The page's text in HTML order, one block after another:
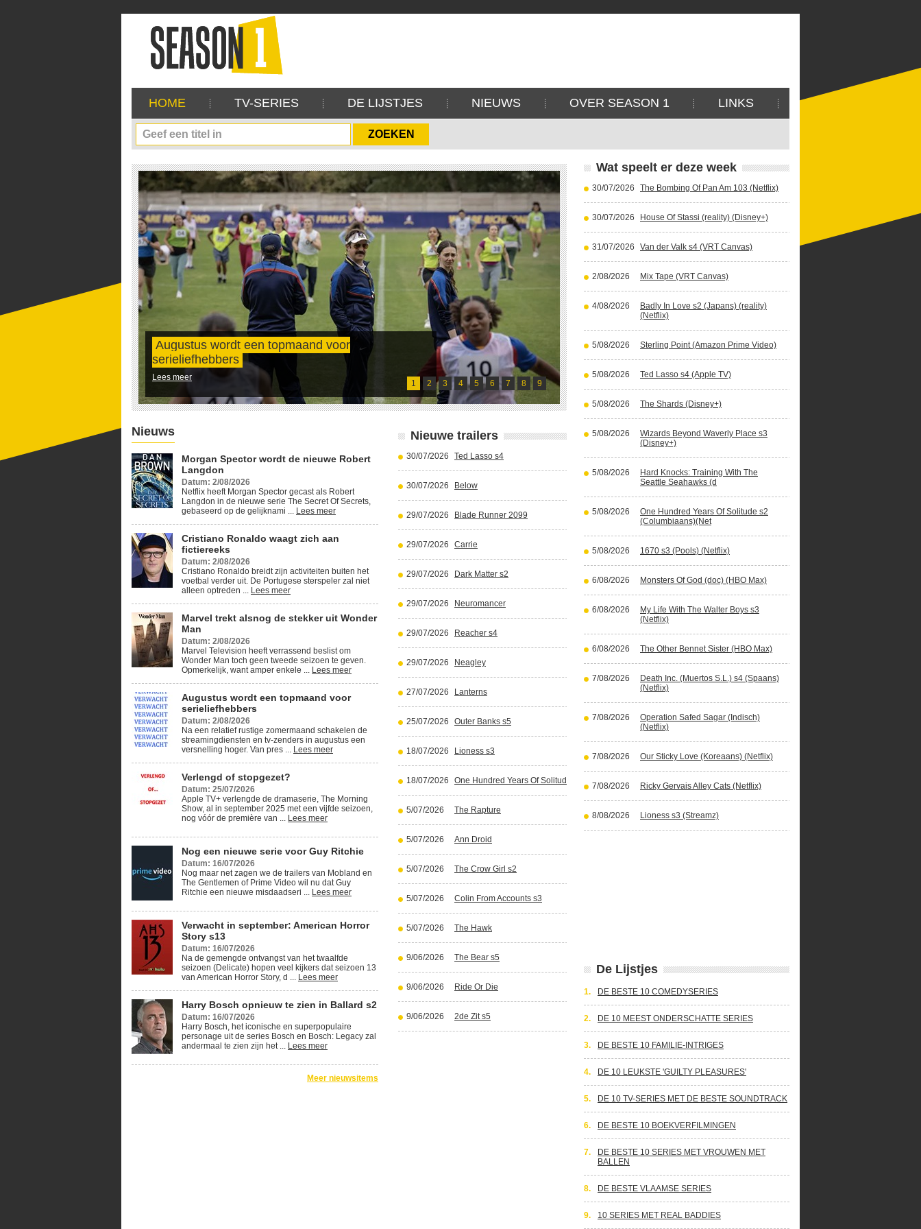
HOME TV-SERIES DE LIJSTJES NIEUWS OVER SEASON 1 LINKS
Augustus wordt een topmaand voor
serieliefhebbers
Lees meer
Cristiano Ronaldo waagt zich aan fictiereeks
Lees meer
1 2 3 4 5 6 7 8 9
Nieuws
Morgan Spector wordt de nieuwe Robert
Langdon
Datum: 2/08/2026
Netflix heeft Morgan Spector gecast als Robert
Langdon in de nieuwe serie The Secret Of Secrets,
gebaseerd op de gelijknami ... Lees meer
Cristiano Ronaldo waagt zich aan
fictiereeks
Datum: 2/08/2026
Cristiano Ronaldo breidt zijn activiteiten buiten het
voetbal verder uit. De Portugese sterspeler zal niet
alleen optreden ... Lees meer
Marvel trekt alsnog de stekker uit Wonder
Man
Datum: 2/08/2026
Marvel Television heeft verrassend beslist om
Wonder Man toch geen tweede seizoen te geven.
Opmerkelijk, want amper enkele ... Lees meer
Augustus wordt een topmaand voor
serieliefhebbers
Datum: 2/08/2026
Na een relatief rustige zomermaand schakelen de
streamingdiensten en tv-zenders in augustus een
versnelling hoger. Van pres ... Lees meer
Verlengd of stopgezet?
Datum: 25/07/2026
Apple TV+ verlengde de dramaserie, The Morning
Show, al in september 2025 met een vijfde seizoen,
nog vóór de première van ... Lees meer
Nog een nieuwe serie voor Guy Ritchie
Datum: 16/07/2026
Nog maar net zagen we de trailers van Mobland en
The Gentlemen of Prime Video wil nu dat Guy
Ritchie een nieuwe misdaadseri ... Lees meer
Verwacht in september: American Horror
Story s13
Datum: 16/07/2026
Na de gemengde ontvangst van het twaalfde
seizoen (Delicate) hopen veel kijkers dat seizoen 13
van American Horror Story, d ... Lees meer
Harry Bosch opnieuw te zien in Ballard s2
Datum: 16/07/2026
Harry Bosch, het iconische en superpopulaire
personage uit de series Bosch en Bosch: Legacy zal
andermaal te zien zijn het ... Lees meer
Meer nieuwsitems
Nieuwe trailers
30/07/2026 Ted Lasso s4
30/07/2026 Below
29/07/2026 Blade Runner 2099
29/07/2026 Carrie
29/07/2026 Dark Matter s2
29/07/2026 Neuromancer
29/07/2026 Reacher s4
29/07/2026 Neagley
27/07/2026 Lanterns
25/07/2026 Outer Banks s5
18/07/2026 Lioness s3
18/07/2026 One Hundred Years Of Solitude part 2
5/07/2026 The Rapture
5/07/2026 Ann Droid
5/07/2026 The Crow Girl s2
5/07/2026 Colin From Accounts s3
5/07/2026 The Hawk
9/06/2026 The Bear s5
9/06/2026 Ride Or Die
9/06/2026 2de Zit s5
Wat speelt er deze week
30/07/2026 The Bombing Of Pan Am 103 (Netflix)
30/07/2026 House Of Stassi (reality) (Disney+)
31/07/2026 Van der Valk s4 (VRT Canvas)
2/08/2026 Mix Tape (VRT Canvas)
4/08/2026
Badly In Love s2 (Japans) (reality)
(Netflix)
5/08/2026 Sterling Point (Amazon Prime Video)
5/08/2026 Ted Lasso s4 (Apple TV)
5/08/2026 The Shards (Disney+)
5/08/2026
Wizards Beyond Waverly Place s3
(Disney+)
5/08/2026
Hard Knocks: Training With The
Seattle Seahawks (d
5/08/2026
One Hundred Years Of Solitude s2
(Columbiaans)(Net
5/08/2026 1670 s3 (Pools) (Netflix)
6/08/2026 Monsters Of God (doc) (HBO Max)
6/08/2026
My Life With The Walter Boys s3
(Netflix)
6/08/2026 The Other Bennet Sister (HBO Max)
7/08/2026
Death Inc. (Muertos S.L.) s4 (Spaans)
(Netflix)
7/08/2026
Operation Safed Sagar (Indisch)
(Netflix)
7/08/2026 Our Sticky Love (Koreaans) (Netflix)
7/08/2026 Ricky Gervais Alley Cats (Netflix)
8/08/2026 Lioness s3 (Streamz)
De Lijstjes
1. DE BESTE 10 COMEDYSERIES
2. DE 10 MEEST ONDERSCHATTE SERIES
3. DE BESTE 10 FAMILIE-INTRIGES
4. DE 10 LEUKSTE 'GUILTY PLEASURES'
5. DE 10 TV-SERIES MET DE BESTE SOUNDTRACK
6. DE BESTE 10 BOEKVERFILMINGEN
7.
DE BESTE 10 SERIES MET VROUWEN MET
BALLEN
8. DE BESTE VLAAMSE SERIES
9. 10 SERIES MET REAL BADDIES